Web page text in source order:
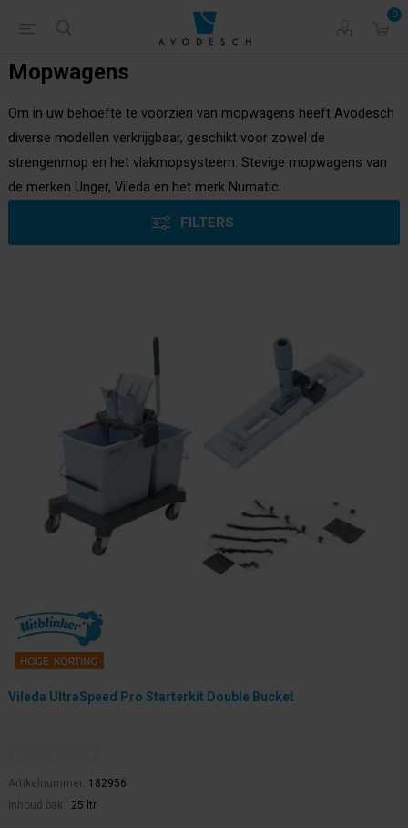
0
Mopwagens
Om in uw behoefte te voorzien van mopwagens heeft Avodesch
diverse modellen verkrijgbaar, geschikt voor zowel de
strengenmop en het vlakmopsysteem. Stevige mopwagens van
de merken Unger, Vileda en het merk Numatic.
FILTERS
Vileda UltraSpeed Pro Starterkit Double Bucket
Artikelnummer: 182956
Inhoud bak:
25 ltr